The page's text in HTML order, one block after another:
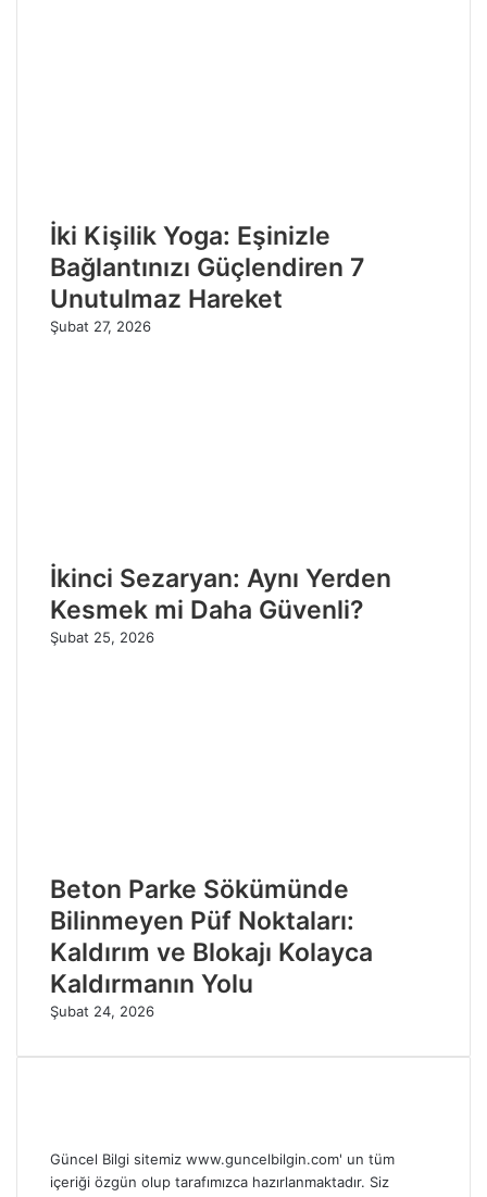
İki Kişilik Yoga: Eşinizle
Bağlantınızı Güçlendiren 7
Unutulmaz Hareket
Şubat 27, 2026
İkinci Sezaryan: Aynı Yerden
Kesmek mi Daha Güvenli?
Şubat 25, 2026
Beton Parke Sökümünde
Bilinmeyen Püf Noktaları:
Kaldırım ve Blokajı Kolayca
Kaldırmanın Yolu
Şubat 24, 2026
Güncel Bilgi sitemiz www.guncelbilgin.com' un tüm
içeriği özgün olup tarafımızca hazırlanmaktadır. Siz